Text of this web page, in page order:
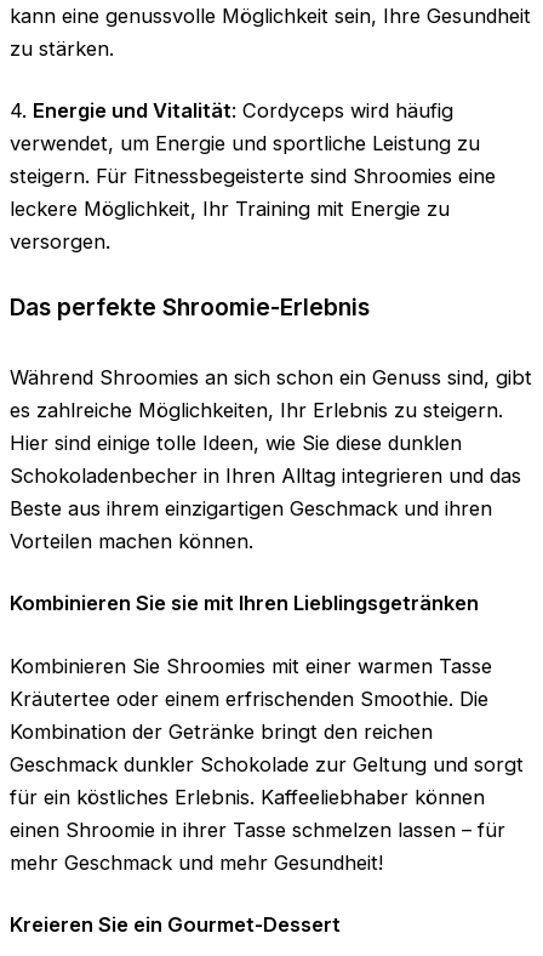
kann eine genussvolle Möglichkeit sein, Ihre Gesundheit
zu stärken.
4. Energie und Vitalität: Cordyceps wird häufig
verwendet, um Energie und sportliche Leistung zu
steigern. Für Fitnessbegeisterte sind Shroomies eine
leckere Möglichkeit, Ihr Training mit Energie zu
versorgen.
Das perfekte Shroomie-Erlebnis
Während Shroomies an sich schon ein Genuss sind, gibt
es zahlreiche Möglichkeiten, Ihr Erlebnis zu steigern.
Hier sind einige tolle Ideen, wie Sie diese dunklen
Schokoladenbecher in Ihren Alltag integrieren und das
Beste aus ihrem einzigartigen Geschmack und ihren
Vorteilen machen können.
Kombinieren Sie sie mit Ihren Lieblingsgetränken
Kombinieren Sie Shroomies mit einer warmen Tasse
Kräutertee oder einem erfrischenden Smoothie. Die
Kombination der Getränke bringt den reichen
Geschmack dunkler Schokolade zur Geltung und sorgt
für ein köstliches Erlebnis. Kaffeeliebhaber können
einen Shroomie in ihrer Tasse schmelzen lassen – für
mehr Geschmack und mehr Gesundheit!
Kreieren Sie ein Gourmet-Dessert